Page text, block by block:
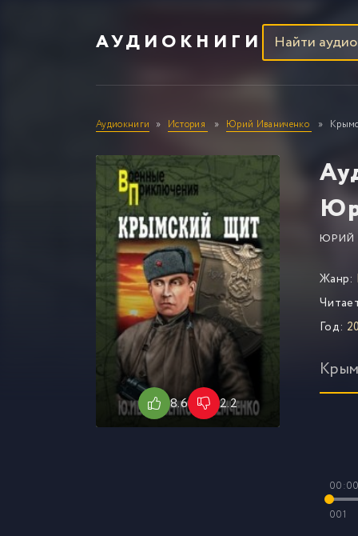
АУДИОКНИГИ
Аудиокниги История Юрий Иваниченко
ЮРИЙ
8.6 2.2
Жанр:
Год:
00:00
001